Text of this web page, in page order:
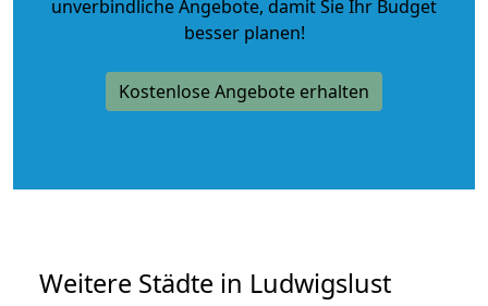
unverbindliche Angebote, damit Sie Ihr Budget
besser planen!
Kostenlose Angebote erhalten
Weitere Städte in Ludwigslust